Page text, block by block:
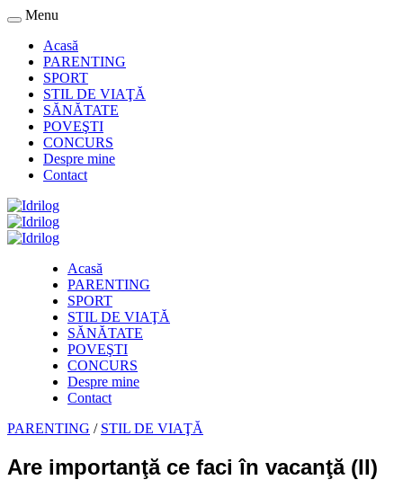
Menu
Acasă
PARENTING
SPORT
STIL DE VIAŢĂ
SĂNĂTATE
POVEŞTI
CONCURS
Despre mine
Contact
Acasă
PARENTING
SPORT
STIL DE VIAŢĂ
SĂNĂTATE
POVEŞTI
CONCURS
Despre mine
Contact
PARENTING / STIL DE VIAŢĂ
Are importanţă ce faci în vacanţă (II)